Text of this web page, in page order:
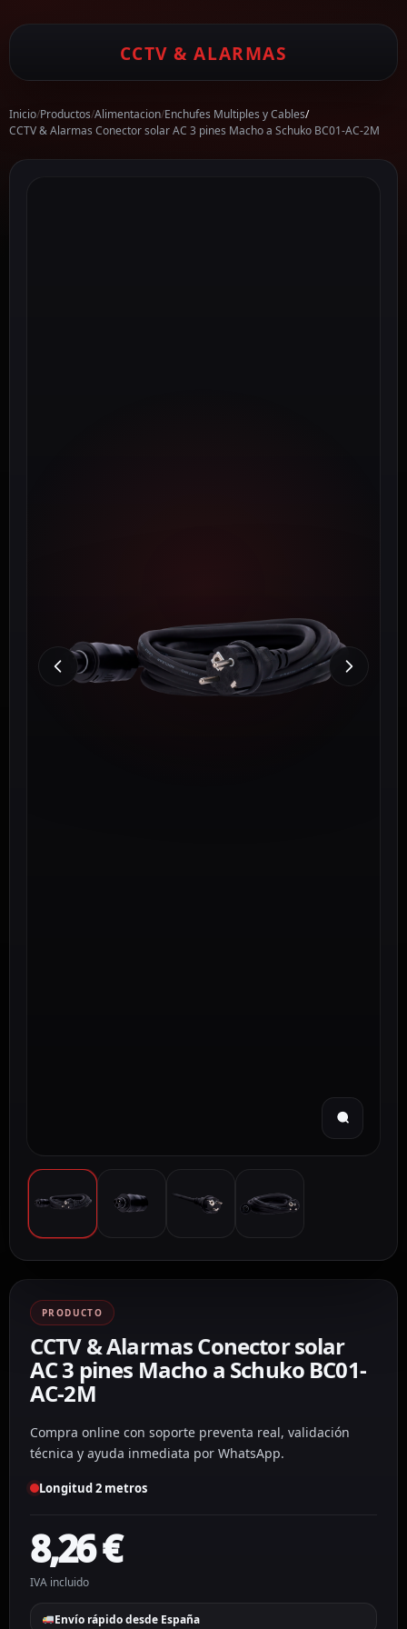
CCTV & ALARMAS
Inicio/Productos/Alimentacion/Enchufes Multiples y Cables/
CCTV & Alarmas Conector solar AC 3 pines Macho a Schuko BC01-AC-2M
PRODUCTO
CCTV & Alarmas Conector solar
AC 3 pines Macho a Schuko BC01-
AC-2M
Compra online con soporte preventa real, validación
técnica y ayuda inmediata por WhatsApp.
Longitud 2 metros
8,26€
IVA incluido
Envío rápido desde España